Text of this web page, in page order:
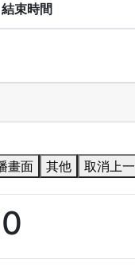
結束時間
畫面 其他 取消上